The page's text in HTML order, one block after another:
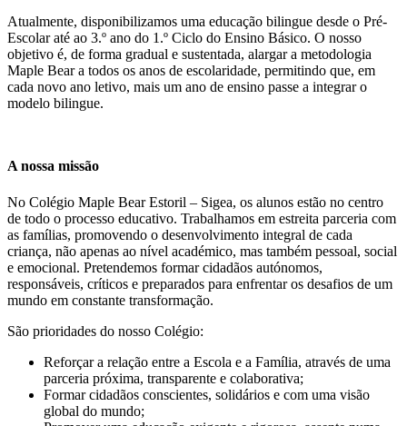
Atualmente, disponibilizamos uma educação bilingue desde o Pré-
Escolar até ao 3.º ano do 1.º Ciclo do Ensino Básico. O nosso
objetivo é, de forma gradual e sustentada, alargar a metodologia
Maple Bear a todos os anos de escolaridade, permitindo que, em
cada novo ano letivo, mais um ano de ensino passe a integrar o
modelo bilingue.
A nossa missão
No Colégio Maple Bear Estoril – Sigea, os alunos estão no centro
de todo o processo educativo. Trabalhamos em estreita parceria com
as famílias, promovendo o desenvolvimento integral de cada
criança, não apenas ao nível académico, mas também pessoal, social
e emocional. Pretendemos formar cidadãos autónomos,
responsáveis, críticos e preparados para enfrentar os desafios de um
mundo em constante transformação.
São prioridades do nosso Colégio:
Reforçar a relação entre a Escola e a Família, através de uma
parceria próxima, transparente e colaborativa;
Formar cidadãos conscientes, solidários e com uma visão
global do mundo;